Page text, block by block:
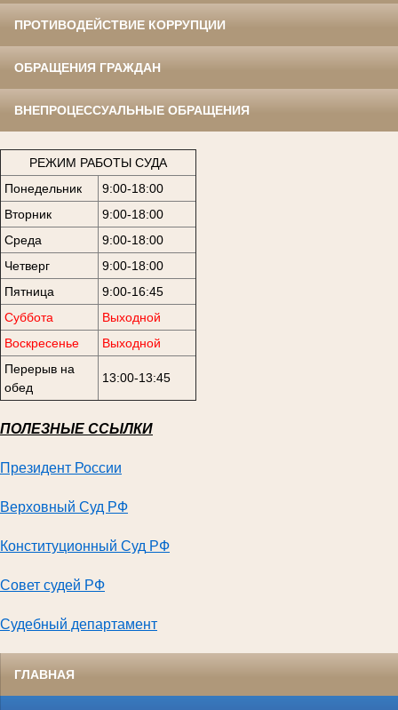
ПРОТИВОДЕЙСТВИЕ КОРРУПЦИИ
ОБРАЩЕНИЯ ГРАЖДАН
ВНЕПРОЦЕССУАЛЬНЫЕ ОБРАЩЕНИЯ
РЕЖИМ РАБОТЫ СУДА
Понедельник
9:00-18:00
Вторник
9:00-18:00
Среда
9:00-18:00
Четверг
9:00-18:00
Пятница
9:00-16:45
Суббота
Выходной
Воскресенье
Выходной
Перерыв на
обед
13:00-13:45
ПОЛЕЗНЫЕ ССЫЛКИ
Президент России
Верховный Суд РФ
Конституционный Суд РФ
Совет судей РФ
Судебный департамент
ГЛАВНАЯ